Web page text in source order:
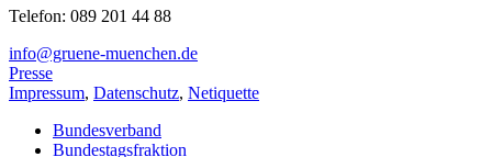
Telefon: 089 201 44 88
info@gruene-muenchen.de
Presse
Impressum, Datenschutz, Netiquette
Bundesverband
Bundestagsfraktion